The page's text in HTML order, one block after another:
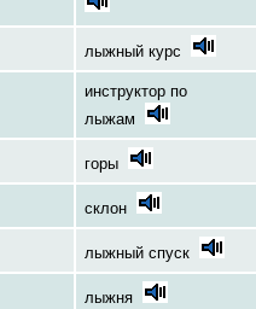
лыжный курс
инструктор по
лыжам
горы
склон
лыжный спуск
лыжня